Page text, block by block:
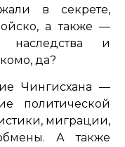
в секрете,
а также —
и
да?
Чингисхана —
политической
миграции,
А также